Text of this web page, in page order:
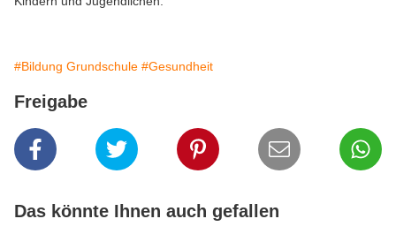
#Bildung Grundschule #Gesundheit
Freigabe
Das könnte Ihnen auch gefallen